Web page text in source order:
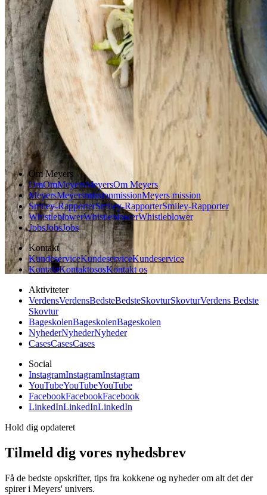
Gem opskrift
Aftensmad
Forårsmad
Sommermad
Dansk mad
Aftensmad
Om Meyers
OmOmMeyersMeyersOm Meyers
MeyersMeyersmissionmissionMeyers mission
Smiley-RapporterSmiley-RapporterSmiley-Rapporter
WhistleblowerWhistleblowerWhistleblower
JobsJobsJobs
Kontakt
KundeserviceKundeserviceKundeservice
KontaktKontaktososKontakt os
Aktiviteter
VerdensVerdensBedsteBedsteSkovturSkovturVerdens Bedste
Skovtur
BageskolenBageskolenBageskolen
NyhederNyhederNyheder
CasesCasesCases
Social
InstagramInstagramInstagram
YouTubeYouTubeYouTube
FacebookFacebookFacebook
LinkedInLinkedInLinkedIn
Hold dig opdateret
Tilmeld dig vores nyhedsbrev
Få de bedste opskrifter, tips fra kokkene og nyheder om alt det der
spirer i Meyers' univers.